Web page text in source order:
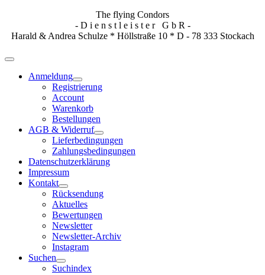
The flying Condors
- D i e n s t l e i s t e r G b R -
Harald & Andrea Schulze * Höllstraße 10 * D - 78 333 Stockach
Anmeldung
Registrierung
Account
Warenkorb
Bestellungen
AGB & Widerruf
Lieferbedingungen
Zahlungsbedingungen
Datenschutzerklärung
Impressum
Kontakt
Rücksendung
Aktuelles
Bewertungen
Newsletter
Newsletter-Archiv
Instagram
Suchen
Suchindex